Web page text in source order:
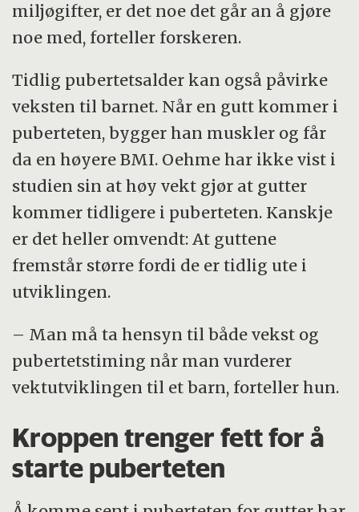
miljøgifter, er det noe det går an å gjøre
noe med, forteller forskeren.
Tidlig pubertetsalder kan også påvirke
veksten til barnet. Når en gutt kommer i
puberteten, bygger han muskler og får
da en høyere BMI. Oehme har ikke vist i
studien sin at høy vekt gjør at gutter
kommer tidligere i puberteten. Kanskje
er det heller omvendt: At guttene
fremstår større fordi de er tidlig ute i
utviklingen.
– Man må ta hensyn til både vekst og
pubertetstiming når man vurderer
vektutviklingen til et barn, forteller hun.
Kroppen trenger fett for å
starte puberteten